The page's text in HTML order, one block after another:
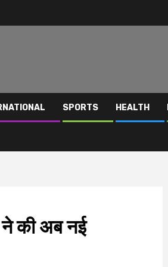
SPORTS HEALTH
ने की अब नई